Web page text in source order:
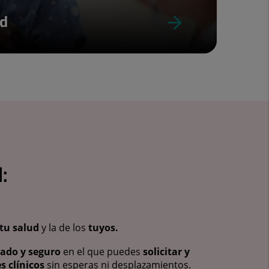
tu salud y la de los tuyos.
y seguro en el que puedes solicitar y
clínicos sin esperas ni desplazamientos.